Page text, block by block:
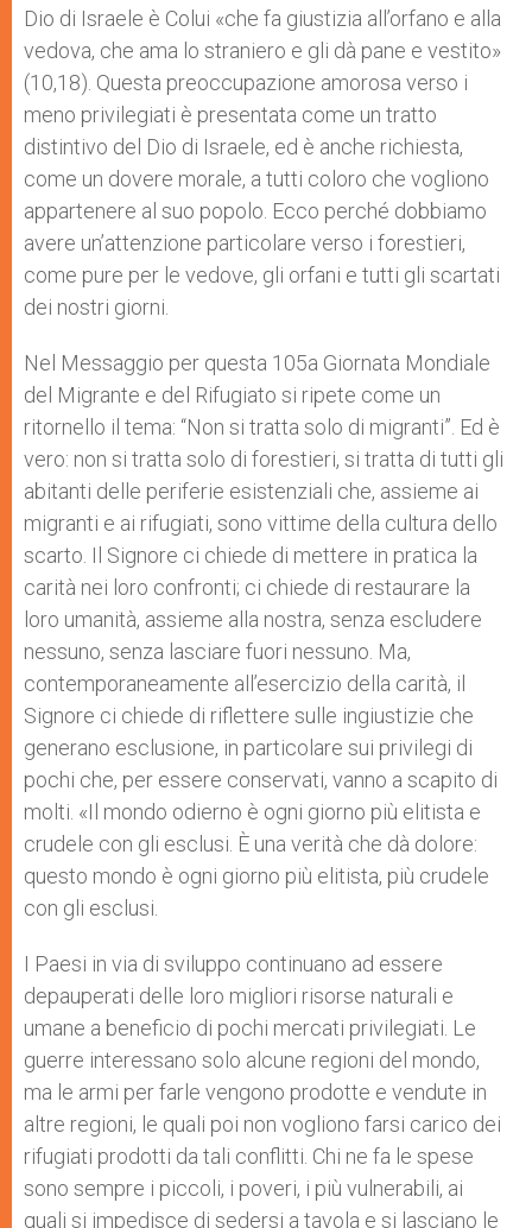
Dio di Israele è Colui «che fa giustizia all’orfano e alla
vedova, che ama lo straniero e gli dà pane e vestito»
(10,18). Questa preoccupazione amorosa verso i
meno privilegiati è presentata come un tratto
distintivo del Dio di Israele, ed è anche richiesta,
come un dovere morale, a tutti coloro che vogliono
appartenere al suo popolo. Ecco perché dobbiamo
avere un’attenzione particolare verso i forestieri,
come pure per le vedove, gli orfani e tutti gli scartati
dei nostri giorni.
Nel Messaggio per questa 105a Giornata Mondiale
del Migrante e del Rifugiato si ripete come un
ritornello il tema: “Non si tratta solo di migranti”. Ed è
vero: non si tratta solo di forestieri, si tratta di tutti gli
abitanti delle periferie esistenziali che, assieme ai
migranti e ai rifugiati, sono vittime della cultura dello
scarto. Il Signore ci chiede di mettere in pratica la
carità nei loro confronti; ci chiede di restaurare la
loro umanità, assieme alla nostra, senza escludere
nessuno, senza lasciare fuori nessuno. Ma,
contemporaneamente all’esercizio della carità, il
Signore ci chiede di riflettere sulle ingiustizie che
generano esclusione, in particolare sui privilegi di
pochi che, per essere conservati, vanno a scapito di
molti. «Il mondo odierno è ogni giorno più elitista e
crudele con gli esclusi. È una verità che dà dolore:
questo mondo è ogni giorno più elitista, più crudele
con gli esclusi.
I Paesi in via di sviluppo continuano ad essere
depauperati delle loro migliori risorse naturali e
umane a beneficio di pochi mercati privilegiati. Le
guerre interessano solo alcune regioni del mondo,
ma le armi per farle vengono prodotte e vendute in
altre regioni, le quali poi non vogliono farsi carico dei
rifugiati prodotti da tali conflitti. Chi ne fa le spese
sono sempre i piccoli, i poveri, i più vulnerabili, ai
quali si impedisce di sedersi a tavola e si lasciano le